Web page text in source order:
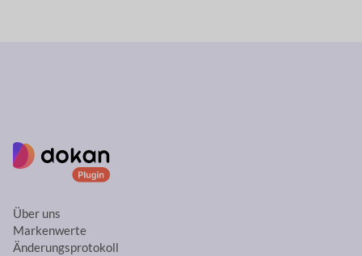
Über uns
Markenwerte
Änderungsprotokoll